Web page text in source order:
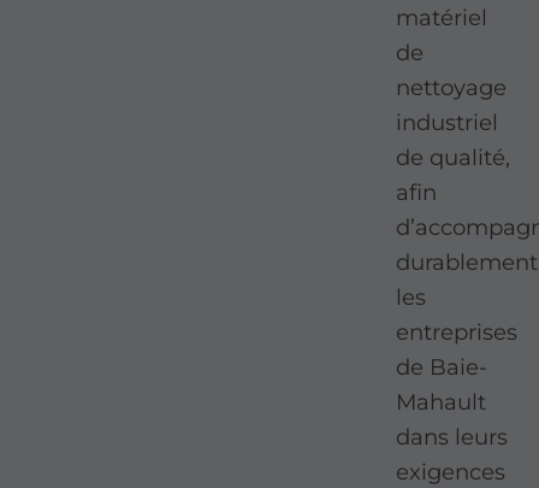
matériel
de
nettoyage
industriel
de qualité,
afin
durablement
les
entreprises
de Baie-
Mahault
dans leurs
exigences